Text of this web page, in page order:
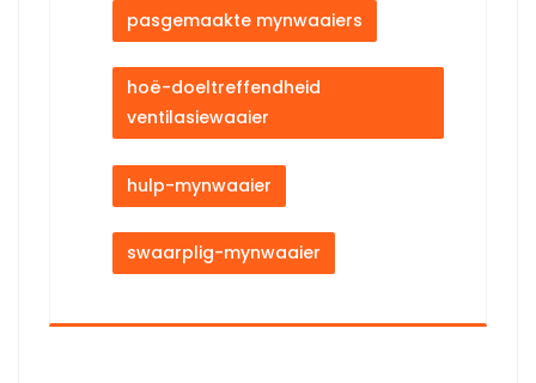
pasgemaakte mynwaaiers
hoë-doeltreffendheid
ventilasiewaaier
hulp-mynwaaier
swaarplig-mynwaaier